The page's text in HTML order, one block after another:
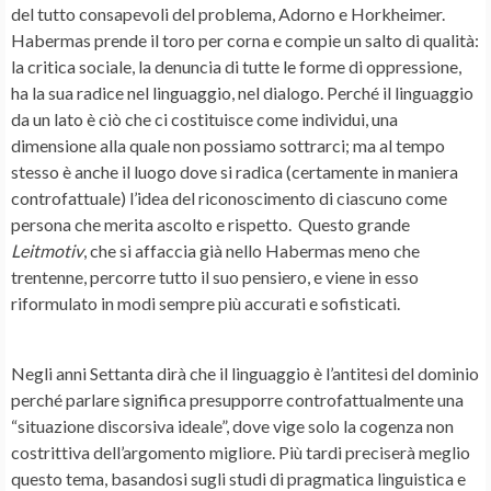
del tutto consapevoli del problema, Adorno e Horkheimer.
Habermas prende il toro per corna e compie un salto di qualità:
la critica sociale, la denuncia di tutte le forme di oppressione,
ha la sua radice nel linguaggio, nel dialogo. Perché il linguaggio
da un lato è ciò che ci costituisce come individui, una
dimensione alla quale non possiamo sottrarci; ma al tempo
stesso è anche il luogo dove si radica (certamente in maniera
controfattuale) l’idea del riconoscimento di ciascuno come
persona che merita ascolto e rispetto. Questo grande
Leitmotiv, che si affaccia già nello Habermas meno che
trentenne, percorre tutto il suo pensiero, e viene in esso
riformulato in modi sempre più accurati e sofisticati.
Negli anni Settanta dirà che il linguaggio è l’antitesi del dominio
perché parlare significa presupporre controfattualmente una
“situazione discorsiva ideale”, dove vige solo la cogenza non
costrittiva dell’argomento migliore. Più tardi preciserà meglio
questo tema, basandosi sugli studi di pragmatica linguistica e